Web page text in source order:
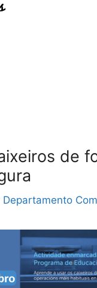
de
Departamento